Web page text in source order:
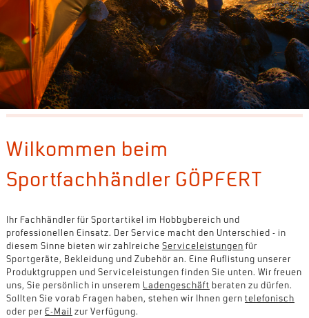
Wilkommen beim
Sportfachhändler GÖPFERT
Ihr Fachhändler für Sportartikel im Hobbybereich und
professionellen Einsatz. Der Service macht den Unterschied - in
diesem Sinne bieten wir zahlreiche Serviceleistungen für
Sportgeräte, Bekleidung und Zubehör an. Eine Auflistung unserer
Produktgruppen und Serviceleistungen finden Sie unten. Wir freuen
uns, Sie persönlich in unserem Ladengeschäft beraten zu dürfen.
Sollten Sie vorab Fragen haben, stehen wir Ihnen gern telefonisch
oder per E-Mail zur Verfügung.